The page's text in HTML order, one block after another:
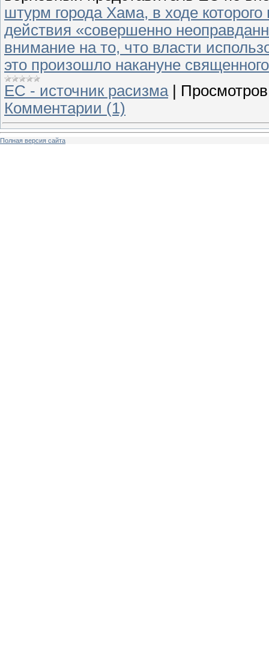
штурм города Хама, в ходе
действия «совершенно
внимание на то, что власти
это произошло накануне
ЕС - источник расизма|
Комментарии (1)
Полная версия сайта